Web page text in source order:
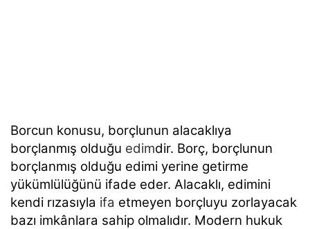
Borcun konusu, borçlunun alacaklıya
borçlanmış olduğu edimdir. Borç, borçlunun
borçlanmış olduğu edimi yerine getirme
yükümlülüğünü ifade eder. Alacaklı, edimini
kendi rızasıyla ifa etmeyen borçluyu zorlayacak
bazı imkânlara sahip olmalıdır. Modern hukuk